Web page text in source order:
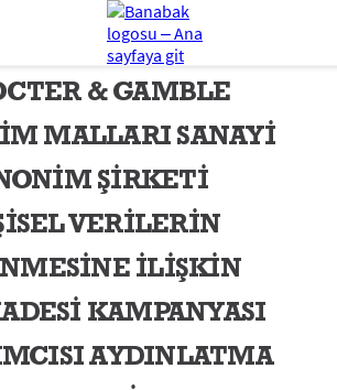
& GAMBLE
MALLARI SANAYİ
ŞİRKETİ
VERİLERİN
İLİŞKİN
KAMPANYASI
AYDINLATMA